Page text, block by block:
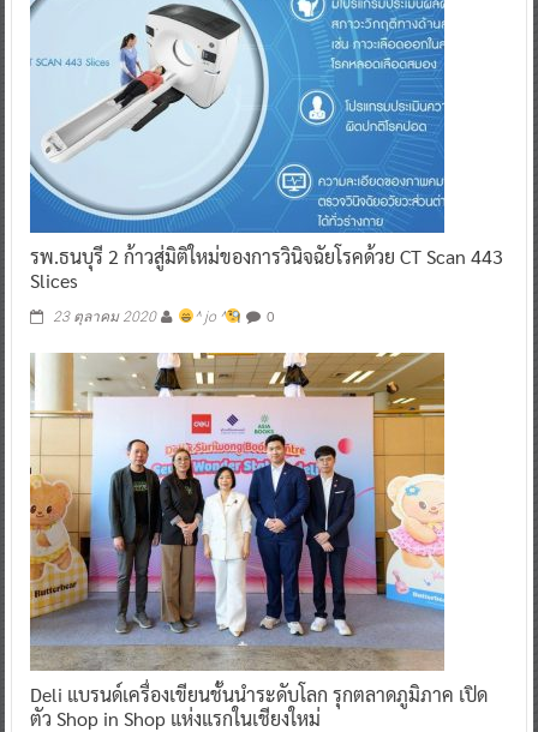
รพ.ธนบุรี 2 ก้าวสู่มิติใหม่ของการวินิจฉัยโรคด้วย CT Scan 443
Slices
23 ตุลาคม 2020 ^ jo ^ 0
Deli แบรนด์เครื่องเขียนชั้นนำระดับโลก รุกตลาดภูมิภาค เปิด
ตัว Shop in Shop แห่งแรกในเชียงใหม่